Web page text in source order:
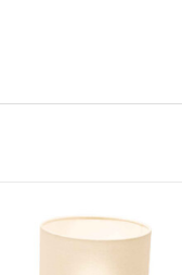
linea.es.